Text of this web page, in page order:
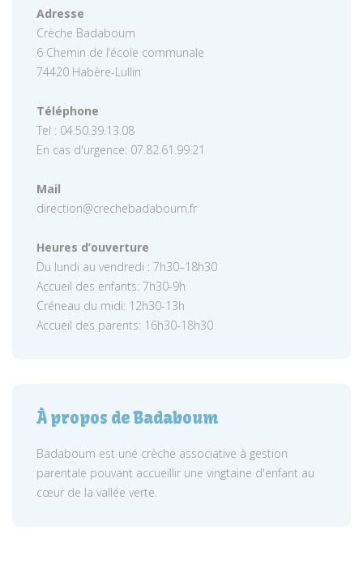
Adresse
Crèche Badaboum
6 Chemin de l’école communale
74420 Habère-Lullin
Téléphone
Tel : 04.50.39.13.08
En cas d'urgence: 07.82.61.99.21
Mail
direction@crechebadaboum.fr
Heures d’ouverture
Du lundi au vendredi : 7h30–18h30
Accueil des enfants: 7h30-9h
Créneau du midi: 12h30-13h
Accueil des parents: 16h30-18h30
À propos de Badaboum
Badaboum est une crèche associative à gestion
parentale pouvant accueillir une vingtaine d'enfant au
cœur de la vallée verte.